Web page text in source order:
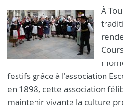
À
festifs grâce à l'association
en 1898, cette association
maintenir vivante la culture